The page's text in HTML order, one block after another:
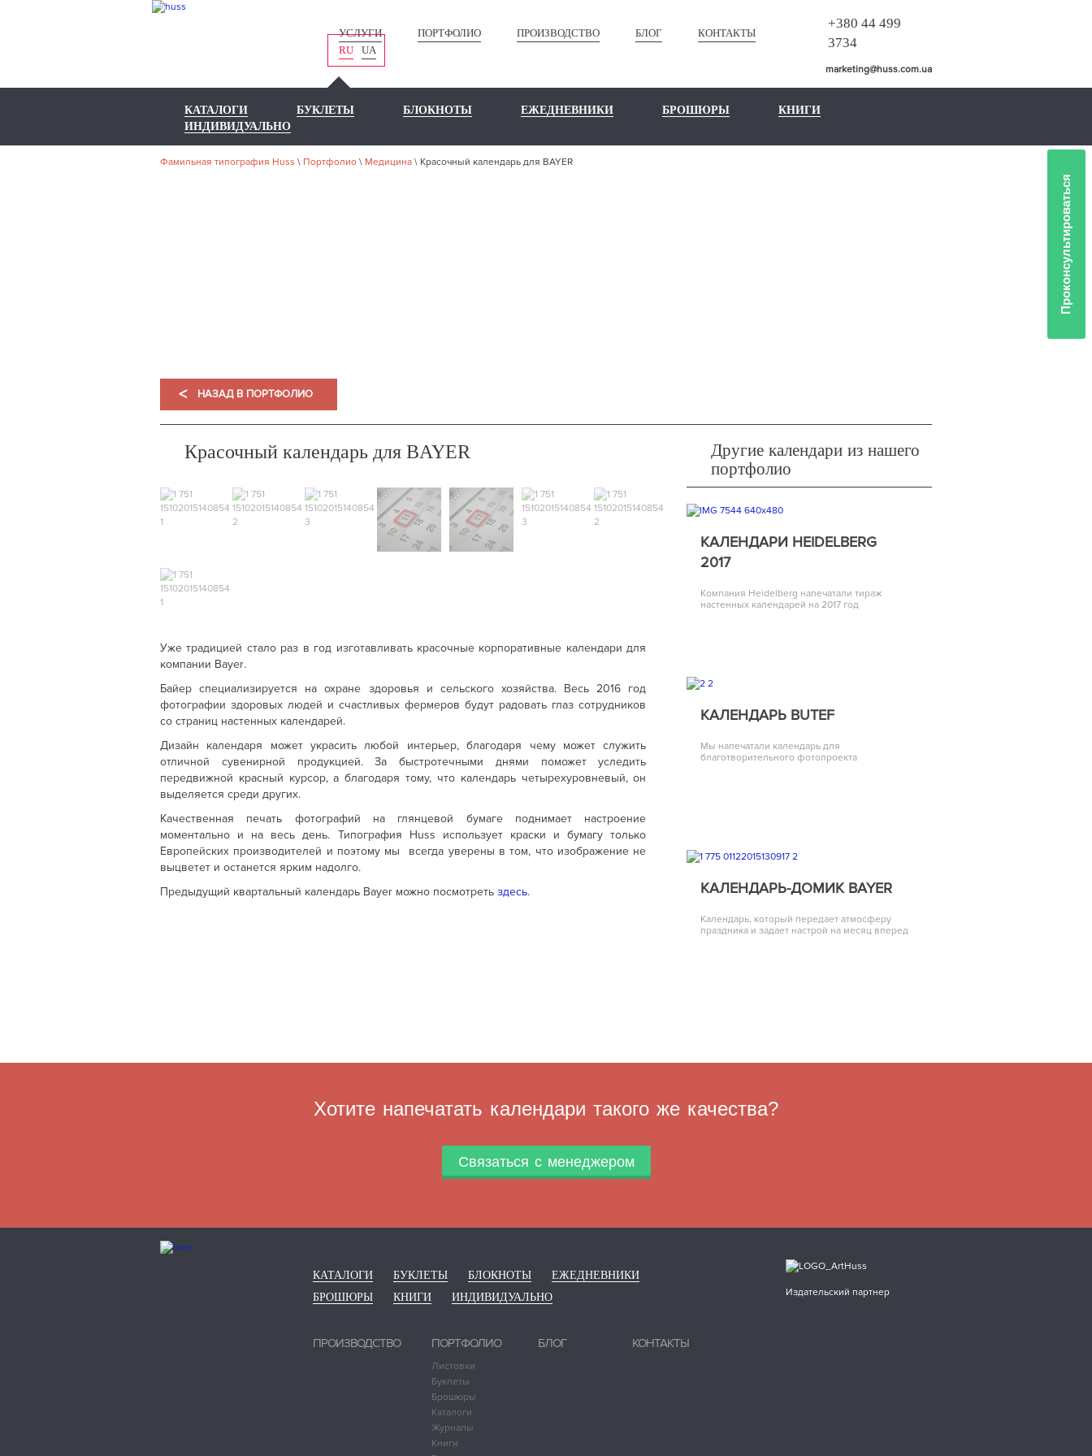
УСЛУГИ ПОРТФОЛИО ПРОИЗВОДСТВО БЛОГ
КОНТАКТЫ
RU
UA
+380 44 499
3734
marketing@huss.com.ua
КАТАЛОГИ БУКЛЕТЫ БЛОКНОТЫ ЕЖЕДНЕВНИКИ БРОШЮРЫ
КНИГИ
ИНДИВИДУАЛЬНО
Фамильная типография Huss \ Портфолио \ Медицина \ Красочный календарь для BAYER
< НАЗАД В ПОРТФОЛИО
Красочный календарь для BAYER
Уже традицией стало раз в год изготавливать красочные корпоративные календари для
компании Bayer.
Байер специализируется на охране здоровья и сельского хозяйства. Весь 2016 год
фотографии здоровых людей и счастливых фермеров будут радовать глаз сотрудников
со страниц настенных календарей.
Дизайн календаря может украсить любой интерьер, благодаря чему может служить
отличной сувенирной продукцией. За быстротечными днями поможет уследить
передвижной красный курсор, а благодаря тому, что календарь четырехуровневый, он
выделяется среди других.
Качественная печать фотографий на глянцевой бумаге поднимает настроение
моментально и на весь день. Типография Huss использует краски и бумагу только
Европейских производителей и поэтому мы всегда уверены в том, что изображение не
выцветет и останется ярким надолго.
Предыдущий квартальный календарь Bayer можно посмотреть здесь.
Другие календари из нашего
портфолио
КАЛЕНДАРИ HEIDELBERG
2017
Компания Heidelberg напечатали тираж
настенных календарей на 2017 год
КАЛЕНДАРЬ BUTEF
Мы напечатали календарь для
благотворительного фотопроекта
КАЛЕНДАРЬ-ДОМИК BAYER
Календарь, который передает атмосферу
праздника и задает настрой на месяц вперед
Хотите напечатать календари такого же качества?
Связаться с менеджером
Проконсультироваться
КАТАЛОГИ БУКЛЕТЫ БЛОКНОТЫ
ЕЖЕДНЕВНИКИ
БРОШЮРЫ
КНИГИ ИНДИВИДУАЛЬНО
ПРОИЗВОДСТВО ПОРТФОЛИО
Листовки
Буклеты
Брошюры
Каталоги
Журналы
Книги
БЛОГ КОНТАКТЫ
Издательский партнер